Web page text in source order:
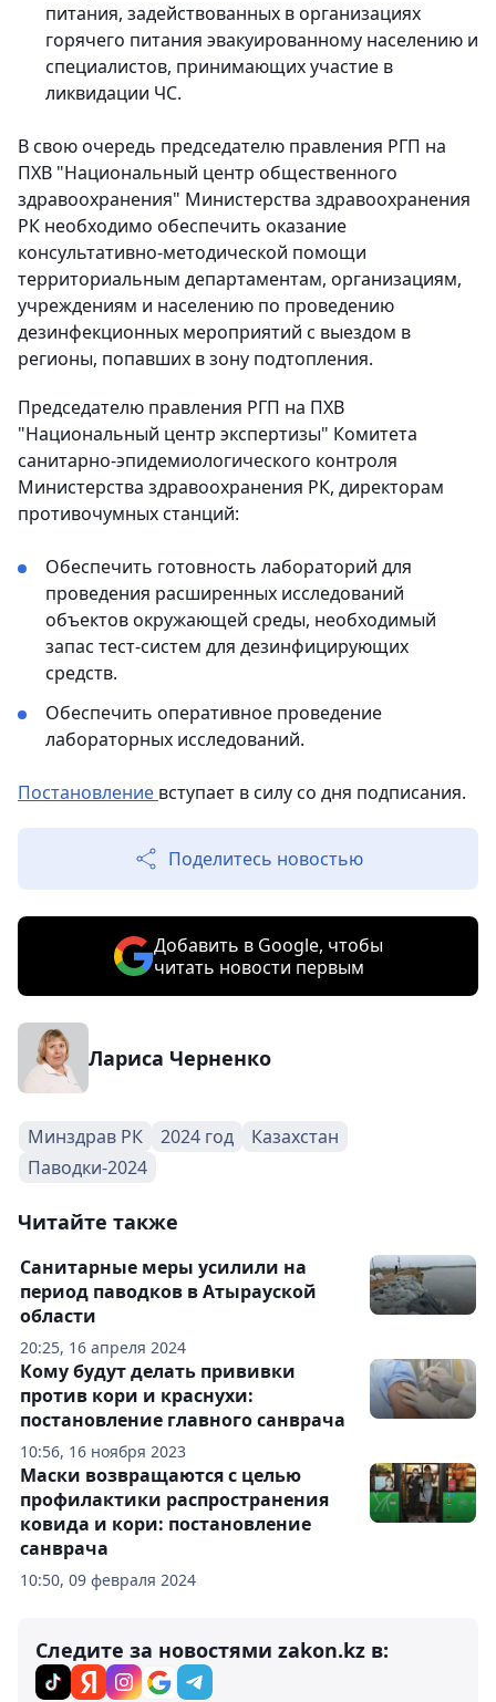
питания, задействованных в организациях
горячего питания эвакуированному населению и
специалистов, принимающих участие в
ликвидации ЧС.
В свою очередь председателю правления РГП на
ПХВ "Национальный центр общественного
здравоохранения" Министерства здравоохранения
РК необходимо обеспечить оказание
консультативно-методической помощи
территориальным департаментам, организациям,
учреждениям и населению по проведению
дезинфекционных мероприятий с выездом в
регионы, попавших в зону подтопления.
Председателю правления РГП на ПХВ
"Национальный центр экспертизы" Комитета
санитарно-эпидемиологического контроля
Министерства здравоохранения РК, директорам
противочумных станций:
Обеспечить готовность лабораторий для
проведения расширенных исследований
объектов окружающей среды, необходимый
запас тест-систем для дезинфицирующих
средств.
Обеспечить оперативное проведение
лабораторных исследований.
Постановление вступает в силу со дня подписания.
Поделитесь новостью
Добавить в Google, чтобы
читать новости первым
Лариса Черненко
Минздрав РК 2024 год
Казахстан
Паводки-2024
Читайте также
20:25, 16 апреля 2024
Санитарные меры усилили на
период паводков в Атырауской
области
10:56, 16 ноября 2023
Кому будут делать прививки
против кори и краснухи:
постановление главного санврача
10:50, 09 февраля 2024
Маски возвращаются с целью
профилактики распространения
ковида и кори: постановление
санврача
Следите за новостями zakon.kz в: